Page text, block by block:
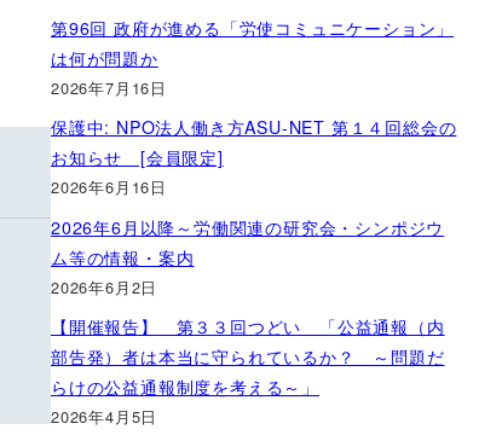
第96回 政府が進める「労使コミュニケーション」
は何が問題か
2026年7月16日
保護中: NPO法人働き方ASU-NET 第１４回総会の
お知らせ [会員限定]
2026年6月16日
2026年6月以降～労働関連の研究会・シンポジウ
ム等の情報・案内
2026年6月2日
【開催報告】 第３３回つどい 「公益通報（内
部告発）者は本当に守られているか？ ～問題だ
らけの公益通報制度を考える～」
2026年4月5日